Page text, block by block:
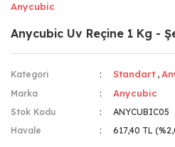
Anycubic
Anycubic Uv Reçine 1 Kg -
Kategori Standart ,
Marka Anycubic
Stok Kodu
ANYCUBIC05
Havale
617,40 TL